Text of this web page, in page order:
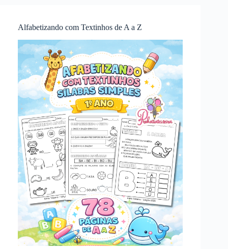
Alfabetizando com Textinhos de A a Z